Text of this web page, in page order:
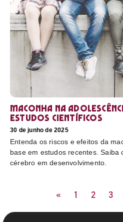
Maconha na
estudos científicos
30 de junho de 2025
Entenda os riscos e efeitos da
base em estudos recentes. Saiba
cérebro em desenvolvimento.
« 1 2 3